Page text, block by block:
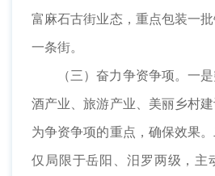
富麻石古街业态，重点包装一
一条街。
（三）奋力争资争项。一
酒产业、旅游产业、美丽乡村
为争资争项的重点，确保效果
仅局限于岳阳、汨罗两级，主